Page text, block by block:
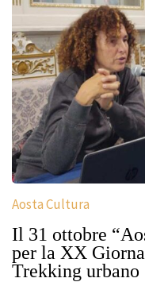
Aosta Cultura
Il 31 ottobre
per la XX
Trekking urbano